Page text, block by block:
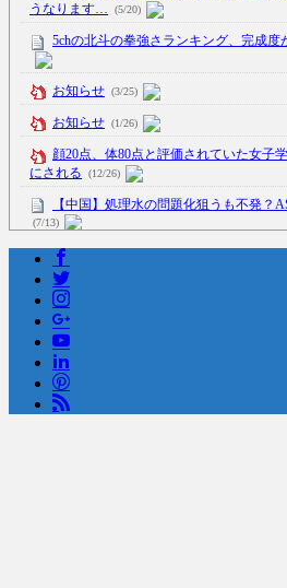
うなります…
(5/20)
5chの北斗の拳強さランキング、完成度
お知らせ (3/25)
お知らせ (1/26)
顔20点、体80点と評価されていた女子
にされる
(12/26)
【中国】処理水の問題化狙うも不発？
(7/13)
Powered by livedoor 相互RSS